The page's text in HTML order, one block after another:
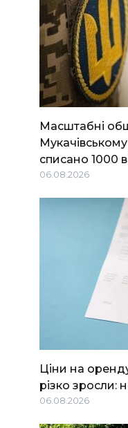
Масштабні
списано 1000
06.08.2026
Ціни на
різко зросли:
06.08.2026